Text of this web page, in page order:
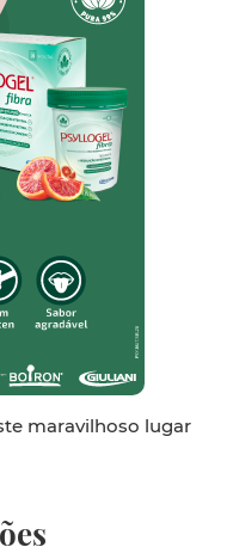
maravilhoso lugar